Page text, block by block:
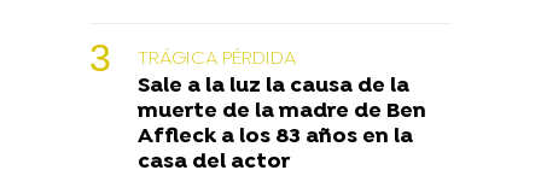
TRÁGICA PÉRDIDA
Sale a la luz la causa de la
muerte de la madre de Ben
Affleck a los 83 años en la
casa del actor